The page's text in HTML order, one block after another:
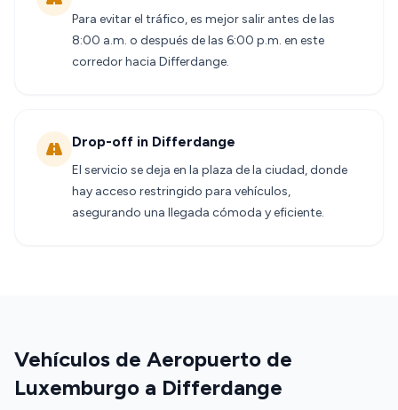
Para evitar el tráfico, es mejor salir antes de las
8:00 a.m. o después de las 6:00 p.m. en este
corredor hacia Differdange.
Drop-off in Differdange
El servicio se deja en la plaza de la ciudad, donde
hay acceso restringido para vehículos,
asegurando una llegada cómoda y eficiente.
Vehículos de Aeropuerto de
Luxemburgo a Differdange